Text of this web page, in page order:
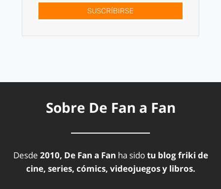
SUSCRÍBIRSE
Sobre De Fan a Fan
Desde 2010, De Fan a Fan ha sidotu blog friki de
cine, series, cómics, videojuegos y libros.